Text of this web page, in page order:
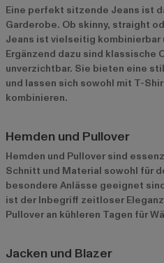
Eine perfekt sitzende Jeans ist
Garderobe. Ob skinny, straight
Jeans ist vielseitig kombinierbar
Ergänzend dazu sind klassische
unverzichtbar. Sie bieten eine
und lassen sich sowohl mit T-
kombinieren.
Hemden und Pullover
Hemden und Pullover sind
Schnitt und Material sowohl für
besondere Anlässe geeignet
ist der Inbegriff zeitloser
Pullover an kühleren Tagen für
Jacken und Blazer